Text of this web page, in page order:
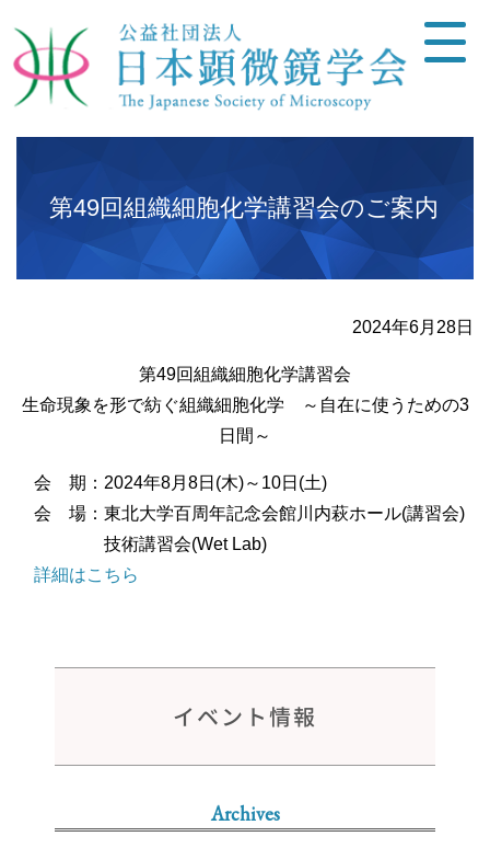
第49回組織細胞化学講習会のご案内
2024年6月28日
第49回組織細胞化学講習会
生命現象を形で紡ぐ組織細胞化学 ～自在に使うための3
日間～
会 期：2024年8月8日(木)～10日(土)
会 場：東北大学百周年記念会館川内萩ホール(講習会)
技術講習会(Wet Lab)
詳細はこちら
イベント情報
Archives